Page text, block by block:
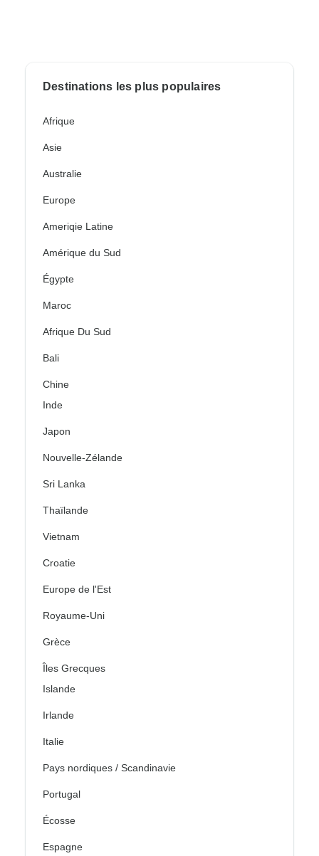
Destinations les plus populaires
Afrique
Asie
Australie
Europe
Ameriqie Latine
Amérique du Sud
Égypte
Maroc
Afrique Du Sud
Bali
Chine
Inde
Japon
Nouvelle-Zélande
Sri Lanka
Thaïlande
Vietnam
Croatie
Europe de l'Est
Royaume-Uni
Grèce
Îles Grecques
Islande
Irlande
Italie
Pays nordiques / Scandinavie
Portugal
Écosse
Espagne